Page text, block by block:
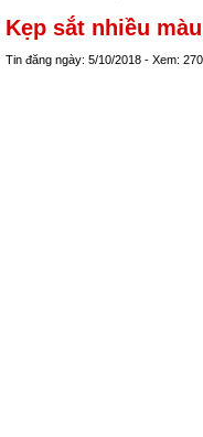
Kẹp sắt nhiều
Tin đăng ngày: 5/10/2018 - Xem: